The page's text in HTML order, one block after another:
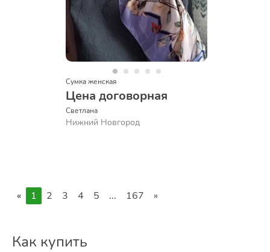
Сумка женская
Цена договорная
Светлана
Нижний Новгород
« 1 2 3 4 5 ... 167 »
Как купить